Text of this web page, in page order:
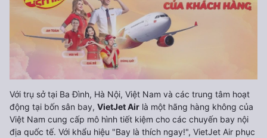
Với trụ sở tại Ba Đình, Hà Nội, Việt Nam và các trung tâm hoạt
động tại bốn sân bay, VietJet Air là một hãng hàng không của
Việt Nam cung cấp mô hình tiết kiệm cho các chuyến bay nội
địa quốc tế. Với khẩu hiệu "Bay là thích ngay!", VietJet Air phục